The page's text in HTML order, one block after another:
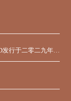
行于二零二九年到
届满期限前收到的